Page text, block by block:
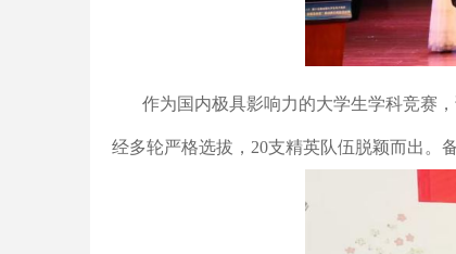
作为国内极具影响力的大学生学科竞赛
经多轮严格选拔，20支精英队伍脱颖而出。